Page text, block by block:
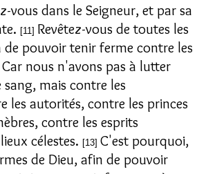
vous dans le Seigneur, et par sa
[11] Revêtez-vous de toutes les
de pouvoir tenir ferme contre les
Car nous n'avons pas à lutter
mais contre les
les autorités, contre les princes
contre les esprits
célestes. [13] C'est pourquoi,
de Dieu, afin de pouvoir